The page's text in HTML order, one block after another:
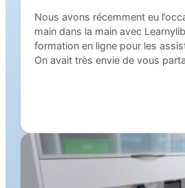
Nous avons récemment eu
main dans la main avec
formation en ligne pour les
On avait très envie de vous